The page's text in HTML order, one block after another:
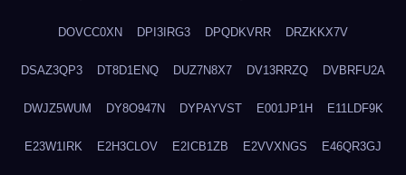
DOVCC0XN DPI3IRG3 DPQDKVRR DRZKKX7V
DSAZ3QP3 DT8D1ENQ DUZ7N8X7 DV13RRZQ DVBRFU2A
DWJZ5WUM DY8O947N DYPAYVST E001JP1H E11LDF9K
E23W1IRK E2H3CLOV E2ICB1ZB E2VVXNGS E46QR3GJ